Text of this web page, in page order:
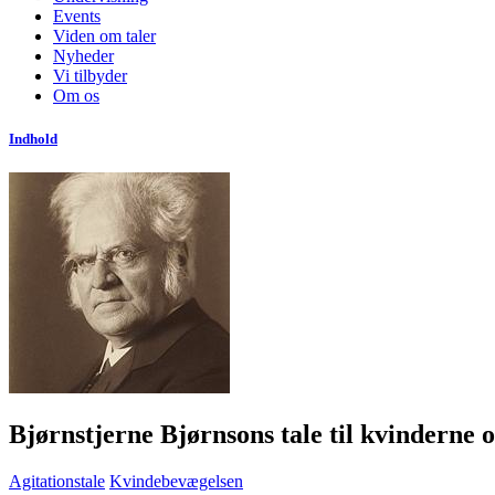
Events
Viden om taler
Nyheder
Vi tilbyder
Om os
Indhold
Bjørnstjerne Bjørnsons tale til kvinderne
Agitationstale Kvindebevægelsen